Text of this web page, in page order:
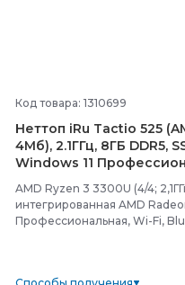
Код товара: 1310699
Неттоп iRu Tactio 525
4Мб), 2.1ГГц, 8ГБ DDR5,
Windows 11
AMD Ryzen 3 3300U (4/4;
интегрированная AMD
Профессиональная, Wi-Fi,